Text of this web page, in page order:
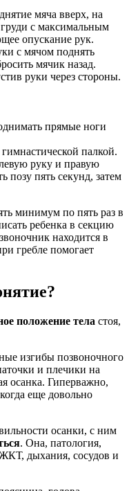
мяча вверх, на
с максимальным
опускание рук.
с мячом поднять
мячик назад.
руки через стороны.
прямые ноги
палкой.
руку и правую
позу пять секунд, затем
минимум по пять раз в
ребенка в секцию
находится в
гребле помогает
положение тела стоя,
изгибы позвоночного
и плечики на
осанка. Гиперважно,
еще довольно
осанки, с ним
. Она, патология,
дыхания, сосудов и